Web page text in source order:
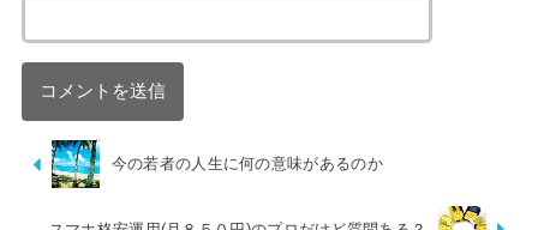
今の若者の人生に何の意味があるのか